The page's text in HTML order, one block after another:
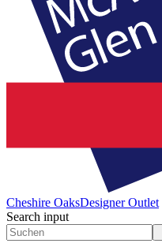
Cheshire OaksDesigner Outlet
Search input